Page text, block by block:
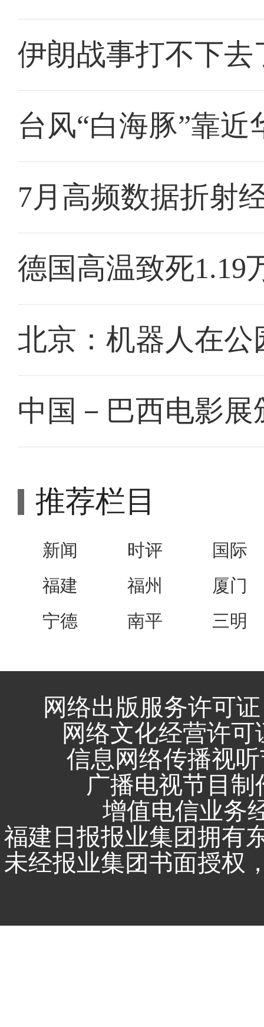
伊朗战事打不下
台风“白海豚”靠近
7月高频数据折射
德国高温致死
北京：机器人在公
中国－巴西电影
推荐栏目
新闻 时评
国际
福建
福州
厦门
宁德
南平 三明
网络出版服务许可
网络文化经营许可
信息网络传播视
广播电视节目
增值电信业务
福建日报报业集团拥有
未经报业集团书面授权